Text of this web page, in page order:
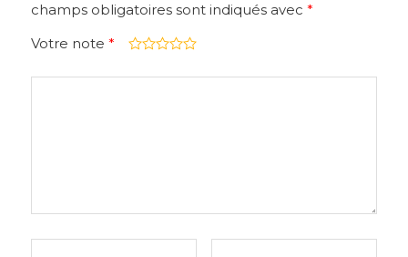
champs obligatoires sont indiqués avec *
Votre note *